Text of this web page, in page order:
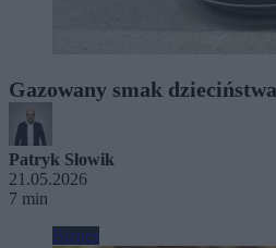
Gazowany smak dzieciństwa
Patryk Słowik
21.05.2026
7 min
Biznes